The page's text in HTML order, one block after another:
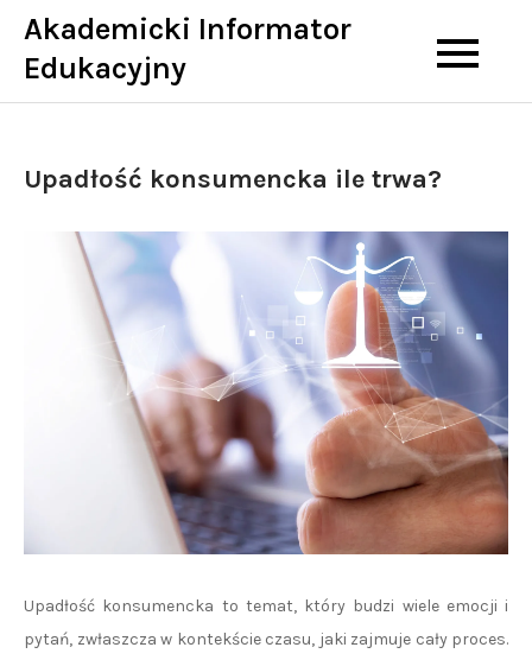
Skip
content
Akademicki Informator
Edukacyjny
Upadłość konsumencka ile trwa?
Upadłość konsumencka to temat, który budzi wiele emocji i
pytań, zwłaszcza w kontekście czasu, jaki zajmuje cały proces.